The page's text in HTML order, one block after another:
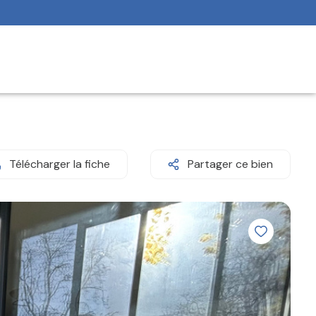
Télécharger la fiche Partager ce bien